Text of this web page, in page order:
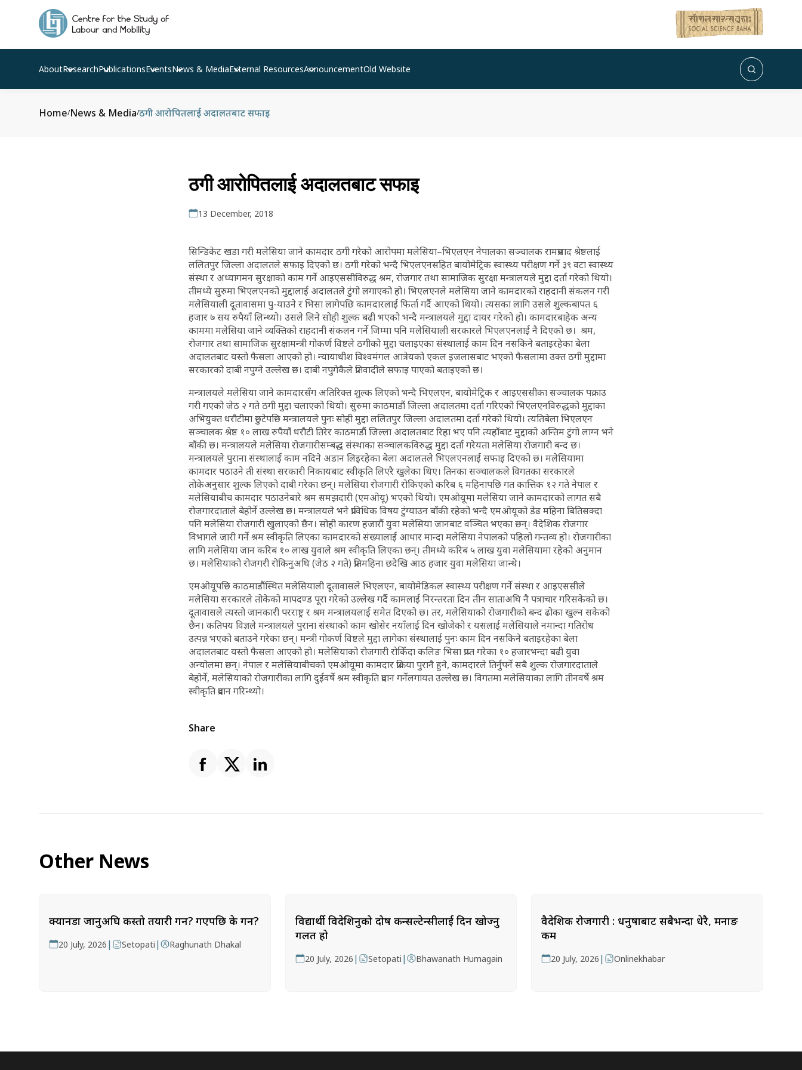
AboutResearchPublicationsEventsNews & MediaExternal ResourcesAnnouncementOld Website
Home/News & Media/ठगी आरोपितलाई अदालतबाट सफाइ
ठगी आरोपितलाई अदालतबाट सफाइ
13 December, 2018
सिन्डिकेट खडा गरी मलेसिया जाने कामदार ठगी गरेको आरोपमा मलेसिया–भिएलएन नेपालका सञ्चालक रामप्रसाद श्रेष्ठलाई
ललितपुर जिल्ला अदालतले सफाइ दिएको छ। ठगी गरेको भन्दै भिएलएनसहित बायोमेट्रिक स्वास्थ्य परीक्षण गर्ने ३९ वटा स्वास्थ्य
संस्था र अध्यागमन सुरक्षाको काम गर्ने आइएससीविरुद्ध श्रम, रोजगार तथा सामाजिक सुरक्षा मन्त्रालयले मुद्दा दर्ता गरेको थियो।
तीमध्ये सुरुमा भिएलएनको मुद्दालाई अदालतले टुंगो लगाएको हो। भिएलएनले मलेसिया जाने कामदारको राहदानी संकलन गरी
मलेसियाली दूतावासमा पु-याउने र भिसा लागेपछि कामदारलाई फिर्ता गर्दै आएको थियो। त्यसका लागि उसले शुल्कबापत ६
हजार ७ सय रुपैयाँ लिन्थ्यो। उसले लिने सोही शुल्क बढी भएको भन्दै मन्त्रालयले मुद्दा दायर गरेको हो। कामदारबाहेक अन्य
काममा मलेसिया जाने व्यक्तिको राहदानी संकलन गर्ने जिम्मा पनि मलेसियाली सरकारले भिएलएनलाई नै दिएको छ। श्रम,
रोजगार तथा सामाजिक सुरक्षामन्त्री गोकर्ण विष्टले ठगीको मुद्दा चलाइएका संस्थालाई काम दिन नसकिने बताइरहेका बेला
अदालतबाट यस्तो फैसला आएको हो। न्यायाधीश विश्वमंगल आत्रेयको एकल इजलासबाट भएको फैसलामा उक्त ठगी मुद्दामा
सरकारको दाबी नपुग्ने उल्लेख छ। दाबी नपुगेकैले प्रतिवादीले सफाइ पाएको बताइएको छ।
मन्त्रालयले मलेसिया जाने कामदारसँग अतिरिक्त शुल्क लिएको भन्दै भिएलएन, बायोमेट्रिक र आइएससीका सञ्चालक पक्राउ
गरी गएको जेठ २ गते ठगी मुद्दा चलाएको थियो। सुरुमा काठमाडौं जिल्ला अदालतमा दर्ता गरिएको भिएलएनविरुद्धको मुद्दाका
अभियुक्त धरौटीमा छुटेपछि मन्त्रालयले पुनः सोही मुद्दा ललितपुर जिल्ला अदालतमा दर्ता गरेको थियो। त्यतिबेला भिएलएन
सञ्चालक श्रेष्ठ १० लाख रुपैयाँ धरौटी तिरेर काठमाडौं जिल्ला अदालतबाट रिहा भए पनि त्यहाँबाट मुद्दाको अन्तिम टुंगो लाग्न भने
बाँकी छ। मन्त्रालयले मलेसिया रोजगारीसम्बद्ध संस्थाका सञ्चालकविरुद्ध मुद्दा दर्ता गरेयता मलेसिया रोजगारी बन्द छ।
मन्त्रालयले पुराना संस्थालाई काम नदिने अडान लिइरहेका बेला अदालतले भिएलएनलाई सफाइ दिएको छ। मलेसियामा
कामदार पठाउने ती संस्था सरकारी निकायबाट स्वीकृति लिएरै खुलेका थिए। तिनका सञ्चालकले विगतका सरकारले
तोकेअनुसार शुल्क लिएको दाबी गरेका छन्। मलेसिया रोजगारी रोकिएको करिब ६ महिनापछि गत कात्तिक १२ गते नेपाल र
मलेसियाबीच कामदार पठाउनेबारे श्रम समझदारी (एमओयू) भएको थियो। एमओयूमा मलेसिया जाने कामदारको लागत सबै
रोजगारदाताले बेहोर्ने उल्लेख छ। मन्त्रालयले भने प्राविधिक विषय टुंग्याउन बाँकी रहेको भन्दै एमओयूको डेढ महिना बितिसक्दा
पनि मलेसिया रोजगारी खुलाएको छैन। सोही कारण हजारौं युवा मलेसिया जानबाट वञ्चित भएका छन्। वैदेशिक रोजगार
विभागले जारी गर्ने श्रम स्वीकृति लिएका कामदारको संख्यालाई आधार मान्दा मलेसिया नेपालको पहिलो गन्तव्य हो। रोजगारीका
लागि मलेसिया जान करिब १० लाख युवाले श्रम स्वीकृति लिएका छन्। तीमध्ये करिब ५ लाख युवा मलेसियामा रहेको अनुमान
छ। मलेसियाको रोजगरी रोकिनुअघि (जेठ २ गते) प्रतिमहिना छदेखि आठ हजार युवा मलेसिया जान्थे।
एमओयूपछि काठमाडौंस्थित मलेसियाली दूतावासले भिएलएन, बायोमेडिकल स्वास्थ्य परीक्षण गर्ने संस्था र आइएससीले
मलेसिया सरकारले तोकेको मापदण्ड पूरा गरेको उल्लेख गर्दै कामलाई निरन्तरता दिन तीन साताअघि नै पत्राचार गरिसकेको छ।
दूतावासले त्यस्तो जानकारी परराष्ट्र र श्रम मन्त्रालयलाई समेत दिएको छ। तर, मलेसियाको रोजगारीको बन्द ढोका खुल्न सकेको
छैन। कतिपय विज्ञले मन्त्रालयले पुराना संस्थाको काम खोसेर नयाँलाई दिन खोजेको र यसलाई मलेसियाले नमान्दा गतिरोध
उत्पन्न भएको बताउने गरेका छन्। मन्त्री गोकर्ण विष्टले मुद्दा लागेका संस्थालाई पुनः काम दिन नसकिने बताइरहेका बेला
अदालतबाट यस्तो फैसला आएको हो। मलेसियाको रोजगारी रोकिँदा कलिङ भिसा प्राप्त गरेका १० हजारभन्दा बढी युवा
अन्योलमा छन्। नेपाल र मलेसियाबीचको एमओयूमा कामदार प्रक्रिया पुरानै हुने, कामदारले तिर्नुपर्ने सबै शुल्क रोजगारदाताले
बेहोर्ने, मलेसियाको रोजगारीका लागि दुईवर्षे श्रम स्वीकृति प्रदान गर्नेलगायत उल्लेख छ। विगतमा मलेसियाका लागि तीनवर्षे श्रम
स्वीकृति प्रदान गरिन्थ्यो।
Share
Other News
क्यानडा जानुअघि कस्तो तयारी गर्ने? गएपछि के गर्ने?
20 July, 2026 | Setopati | Raghunath Dhakal
विद्यार्थी विदेशिनुको दोष कन्सल्टेन्सीलाई दिन खोज्नु
गलत हो
20 July, 2026 | Setopati | Bhawanath Humagain
वैदेशिक रोजगारी : धनुषाबाट सबैभन्दा धेरै, मनाङ
कम
20 July, 2026 | Onlinekhabar